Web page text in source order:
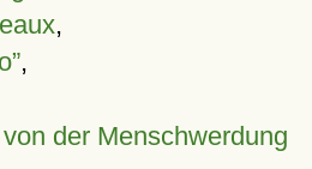
,
,
der Menschwerdung